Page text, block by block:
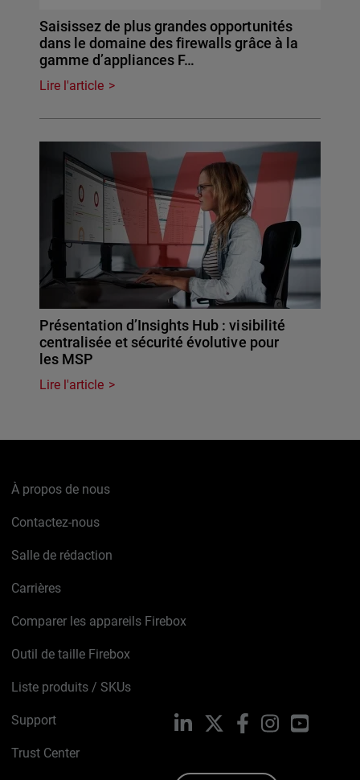
Saisissez de plus grandes opportunités
dans le domaine des firewalls grâce à la
gamme d’appliances F…
Lire l'article
Présentation d’Insights Hub : visibilité
centralisée et sécurité évolutive pour
les MSP
Lire l'article
À propos de nous
Contactez-nous
Salle de rédaction
Carrières
Comparer les appareils Firebox
Outil de taille Firebox
Liste produits / SKUs
Support
Trust Center
LinkedIn FacebookInstagramYouTube